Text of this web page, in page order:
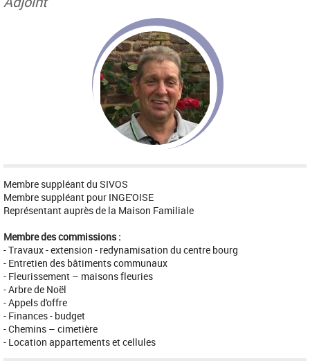
Membre suppléant du SIVOS
Membre suppléant pour INGE'OISE
Représentant auprès de la Maison Familiale
Membre des commissions :
- Travaux - extension - redynamisation du centre bourg
- Entretien des bâtiments communaux
- Fleurissement – maisons fleuries
- Arbre de Noël
- Appels d'offre
- Finances - budget
- Chemins – cimetière
- Location appartements et cellules